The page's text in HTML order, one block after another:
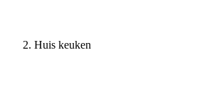
Huis keuken